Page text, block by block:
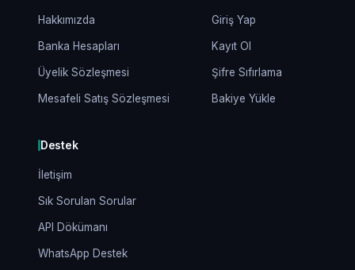
Hakkımızda
Banka Hesapları
Üyelik Sözleşmesi
Mesafeli Satış Sözleşmesi
Giriş Yap
Kayıt Ol
Şifre Sıfırlama
Bakiye Yükle
Destek
İletişim
Sık Sorulan Sorular
API Dökümanı
WhatsApp Destek